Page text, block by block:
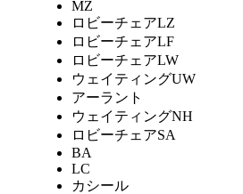
MZ
ロビーチェアLZ
ロビーチェアLF
ロビーチェアLW
ウェイティングUW
アーラント
ウェイティングNH
ロビーチェアSA
BA
LC
カシール